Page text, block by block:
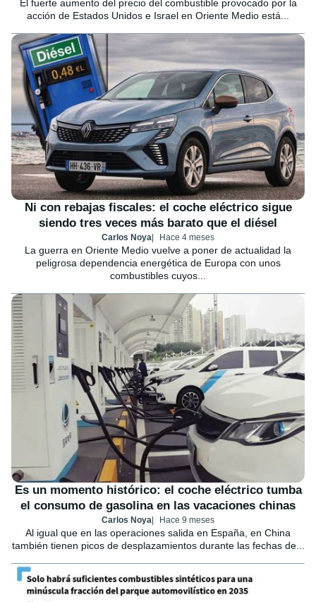
El fuerte aumento del precio del combustible provocado por la
acción de Estados Unidos e Israel en Oriente Medio está...
Ni con rebajas fiscales: el coche eléctrico sigue
siendo tres veces más barato que el diésel
Carlos Noya Hace 4 meses
La guerra en Oriente Medio vuelve a poner de actualidad la
peligrosa dependencia energética de Europa con unos
combustibles cuyos...
Es un momento histórico: el coche eléctrico tumba
el consumo de gasolina en las vacaciones chinas
Carlos Noya Hace 9 meses
Al igual que en las operaciones salida en España, en China
también tienen picos de desplazamientos durante las fechas de...